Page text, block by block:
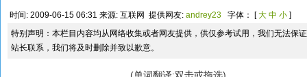
时间: 2009-06-15 06:31 来源: 互联网 提供网友: andrey23 字体： [大 中 小 ]
特别声明：本栏目内容均从网络收集或者网友提供，供仅参考试用，我们无法保
站长联系，我们将及时删除并致以歉意。